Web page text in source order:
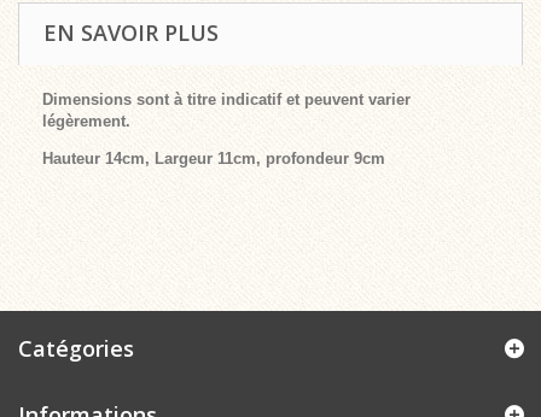
EN SAVOIR PLUS
Dimensions sont à titre indicatif et peuvent varier
légèrement.
Hauteur 14cm, Largeur 11cm, profondeur 9cm
Catégories